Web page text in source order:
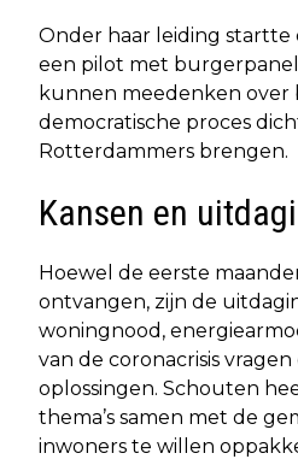
Onder haar leiding startte
een pilot met
kunnen meedenken over
democratische proces
Rotterdammers brengen.
Kansen en
Hoewel de eerste
ontvangen, zijn de
woningnood,
van de coronacrisis
oplossingen. Schouten
thema’s samen met de
inwoners te willen